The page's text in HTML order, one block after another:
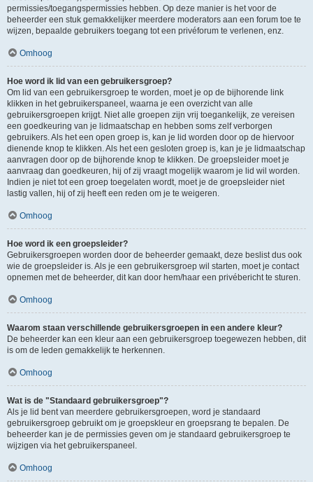
permissies/toegangspermissies hebben. Op deze manier is het voor de
beheerder een stuk gemakkelijker meerdere moderators aan een forum toe te
wijzen, bepaalde gebruikers toegang tot een privéforum te verlenen, enz.
Omhoog
Hoe word ik lid van een gebruikersgroep?
Om lid van een gebruikersgroep te worden, moet je op de bijhorende link
klikken in het gebruikerspaneel, waarna je een overzicht van alle
gebruikersgroepen krijgt. Niet alle groepen zijn vrij toegankelijk, ze vereisen
een goedkeuring van je lidmaatschap en hebben soms zelf verborgen
gebruikers. Als het een open groep is, kan je lid worden door op de hiervoor
dienende knop te klikken. Als het een gesloten groep is, kan je je lidmaatschap
aanvragen door op de bijhorende knop te klikken. De groepsleider moet je
aanvraag dan goedkeuren, hij of zij vraagt mogelijk waarom je lid wil worden.
Indien je niet tot een groep toegelaten wordt, moet je de groepsleider niet
lastig vallen, hij of zij heeft een reden om je te weigeren.
Omhoog
Hoe word ik een groepsleider?
Gebruikersgroepen worden door de beheerder gemaakt, deze beslist dus ook
wie de groepsleider is. Als je een gebruikersgroep wil starten, moet je contact
opnemen met de beheerder, dit kan door hem/haar een privébericht te sturen.
Omhoog
Waarom staan verschillende gebruikersgroepen in een andere kleur?
De beheerder kan een kleur aan een gebruikersgroep toegewezen hebben, dit
is om de leden gemakkelijk te herkennen.
Omhoog
Wat is de "Standaard gebruikersgroep"?
Als je lid bent van meerdere gebruikersgroepen, word je standaard
gebruikersgroep gebruikt om je groepskleur en groepsrang te bepalen. De
beheerder kan je de permissies geven om je standaard gebruikersgroep te
wijzigen via het gebruikerspaneel.
Omhoog